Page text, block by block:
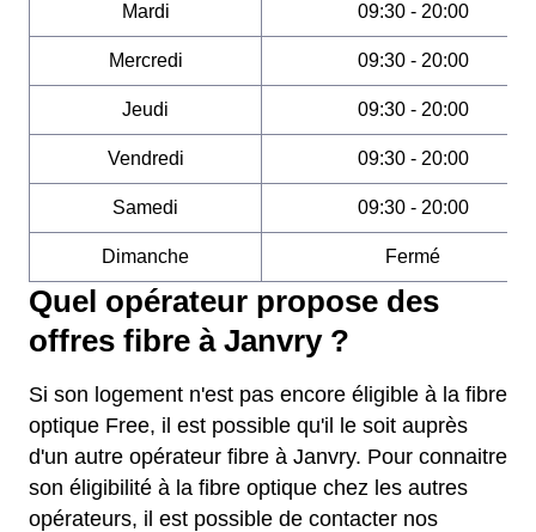
Mardi 09:30 - 20:00
Mercredi 09:30 - 20:00
Jeudi 09:30 - 20:00
Vendredi 09:30 - 20:00
Samedi 09:30 - 20:00
Dimanche Fermé
Quel opérateur propose des
offres fibre à Janvry ?
Si son logement n'est pas encore éligible à la fibre
optique Free, il est possible qu'il le soit auprès
d'un autre opérateur fibre à Janvry. Pour connaitre
son éligibilité à la fibre optique chez les autres
opérateurs, il est possible de contacter nos